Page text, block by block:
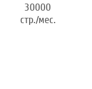
30000
стр./мес.